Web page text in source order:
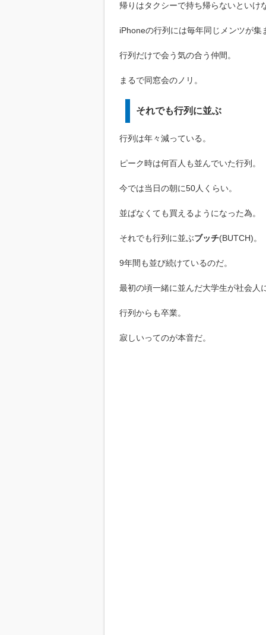
帰りはタクシーで持ち帰らないといけ
iPhoneの行列には毎年同じメンツが集
行列だけで会う気の合う仲間。
まるで同窓会のノリ。
それでも行列に並ぶ
行列は年々減っている。
ピーク時は何百人も並んでいた行列。
今では当日の朝に50人くらい。
並ばなくても買えるようになった為。
それでも行列に並ぶブッチ(BUTCH)。
9年間も並び続けているのだ。
最初の頃一緒に並んだ大学生が社会人
行列からも卒業。
寂しいってのが本音だ。